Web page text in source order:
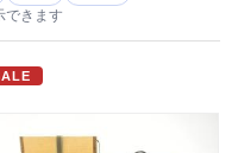
できます